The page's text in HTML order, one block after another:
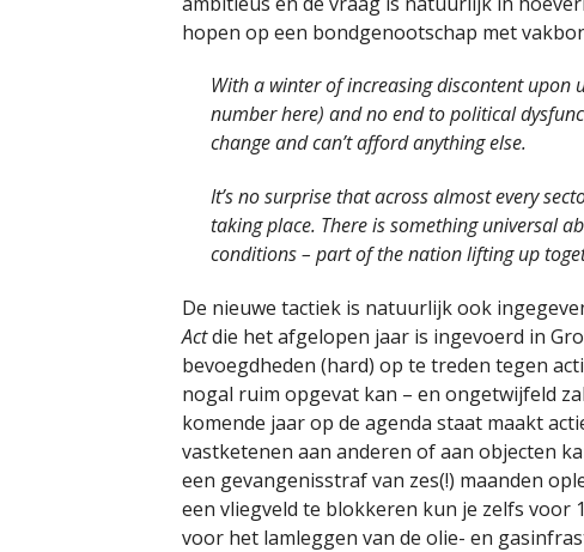
hopen op een bondgenootschap met
With a winter of increasing discontent upon
number here) and no end to political
change and can’t afford anything else.
It’s no surprise that across almost every
taking place. There is something universal
conditions – part of the nation lifting up
De nieuwe tactiek is natuurlijk ook
Actdie het afgelopen jaar is ingevoerd in
bevoegdheden (hard) op te treden tegen
nogal ruim opgevat kan – en ongetwijfeld
komende jaar op de agenda staat maakt
vastketenen aan anderen of aan objecten
een gevangenisstraf van zes(!) maanden
een vliegveld te blokkeren kun je zelfs voor
voor het lamleggen van de olie- en